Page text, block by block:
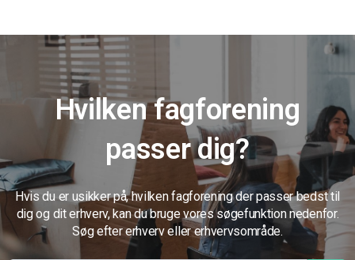
Hvilken fagforening
passer dig?
Hvis du er usikker på, hvilken fagforening der passer bedst til
dig og dit erhverv, kan du bruge vores søgefunktion nedenfor.
Søg efter erhverv eller erhvervsområde.